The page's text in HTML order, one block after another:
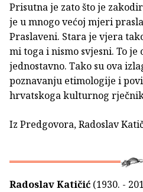
Prisutna je zato što je
je u mnogo većoj mjeri
Praslaveni. Stara je vjera
mi toga i nismo svjesni. To je
jednostavno. Tako su ova
poznavanju etimologije i
hrvatskoga kulturnog
Iz Predgovora, Radoslav
Radoslav Katičić (1930. -